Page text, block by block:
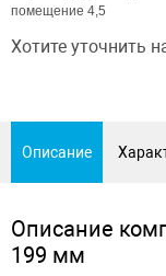
помещение 4,5
Хотите уточнить
Описание
Описание
199 мм